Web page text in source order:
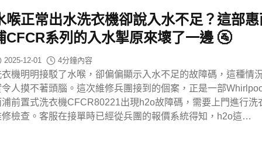
喉正常出水洗衣機卻說入水不足？這部惠
CFCR系列的入水掣原來壞了一邊 🚰
2025-12-01 4分鐘內容
衣機明明接駁了水喉，卻偏偏顯示入水不足的故障碼，這種情
令人摸不著頭腦。這次維修兵團接到的個案，正是一部
浦前置式洗衣機CFCR80221出現h2o故障碼，需要上門進行洗
修檢查。客服在接單時已經從兵團的報價系統得知，h2o這…